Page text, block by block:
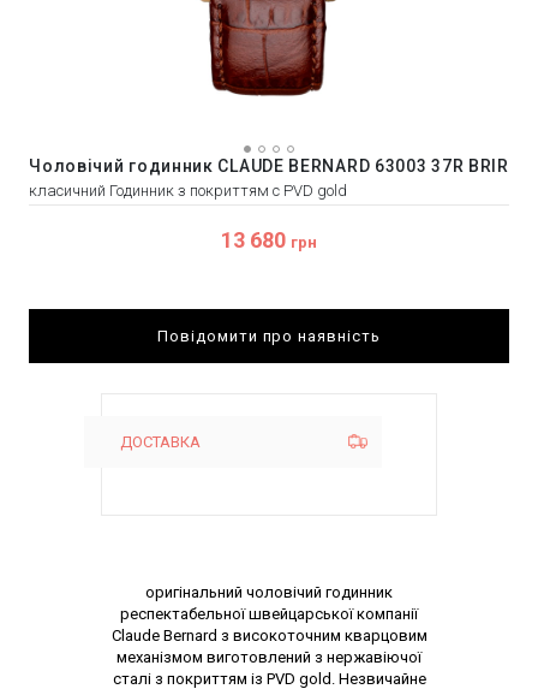
Чоловічий годинник CLAUDE BERNARD 63003 37R BRIR
класичний Годинник з покриттям с PVD gold
13 680 грн
Повідомити про наявність
ДОСТАВКА
Опис товару
оригінальний чоловічий годинник
респектабельної швейцарської компанії
Claude Bernard з високоточним кварцовим
механізмом виготовлений з нержавіючої
сталі з покриттям із PVD gold. Незвичайне